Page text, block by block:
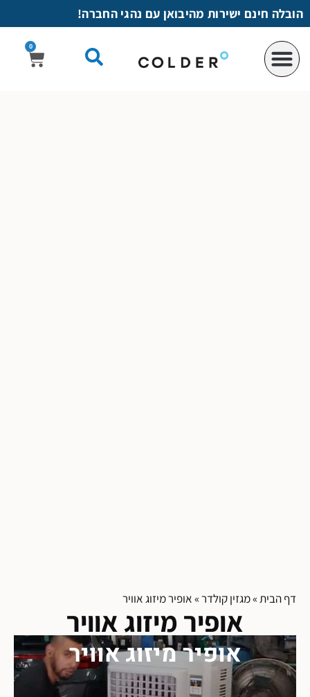
לתוכן
הובלה חינם ישירות מהיבואן עם נהגי החברה!
0
אופיר מיזוג אוויר
אופיר מיזוג אוויר
דף הבית»מגזין קולדר»אופיר מיזוג אוויר